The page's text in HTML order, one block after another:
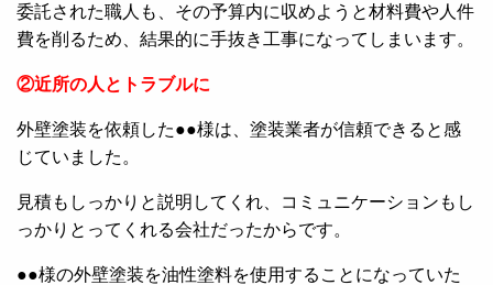
委託された職人も、その予算内に収めようと材料費や人件
費を削るため、結果的に手抜き工事になってしまいます。
②近所の人とトラブルに
外壁塗装を依頼した●●様は、塗装業者が信頼できると感
じていました。
見積もしっかりと説明してくれ、コミュニケーションもし
っかりとってくれる会社だったからです。
●●様の外壁塗装を油性塗料を使用することになっていた